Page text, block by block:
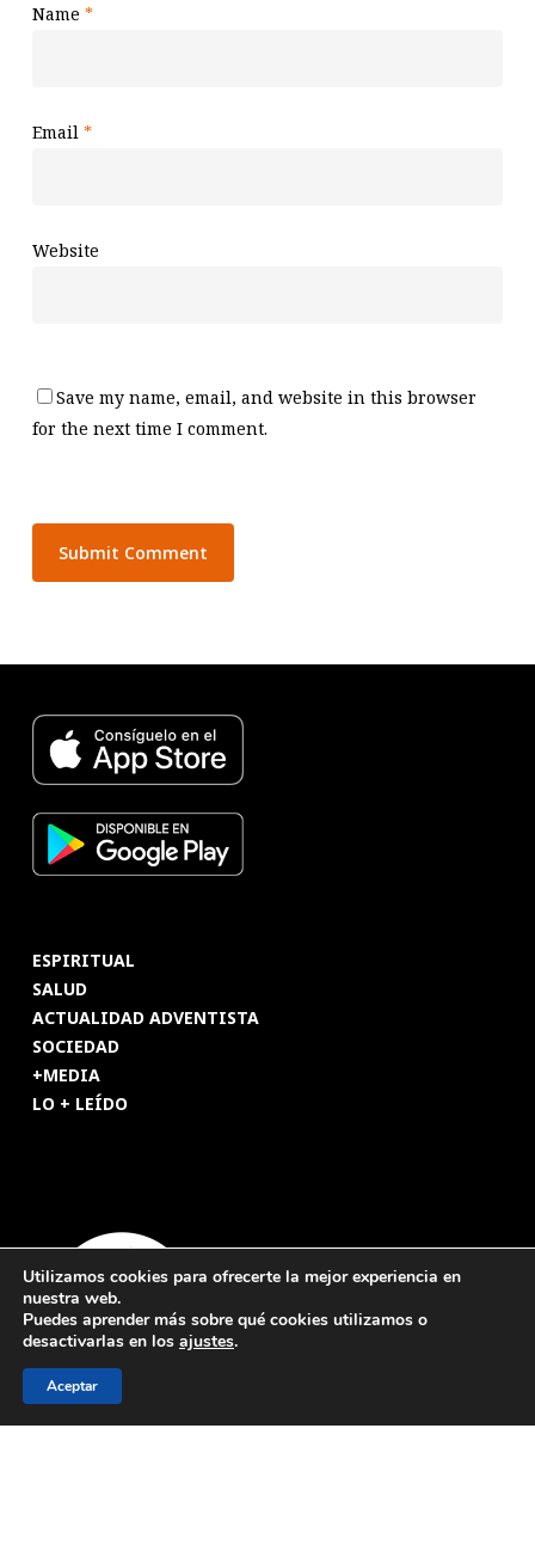
Name *
Email *
Website
Save my name, email, and website in this browser
for the next time I comment.
ESPIRITUAL
SALUD
ACTUALIDAD ADVENTISTA
SOCIEDAD
+MEDIA
LO + LEÍDO
Utilizamos cookies para ofrecerte la mejor experiencia en
nuestra web.
Puedes aprender más sobre qué cookies utilizamos o
desactivarlas en los ajustes.
Aceptar